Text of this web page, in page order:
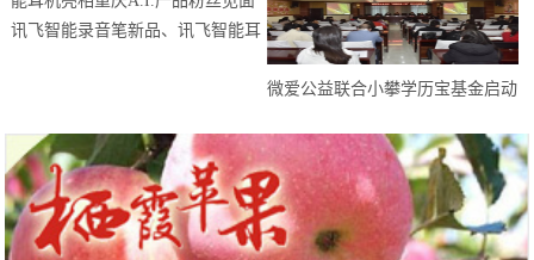
讯飞智能录音笔新品、讯飞智能耳
微爱公益联合小攀学历宝基金启动